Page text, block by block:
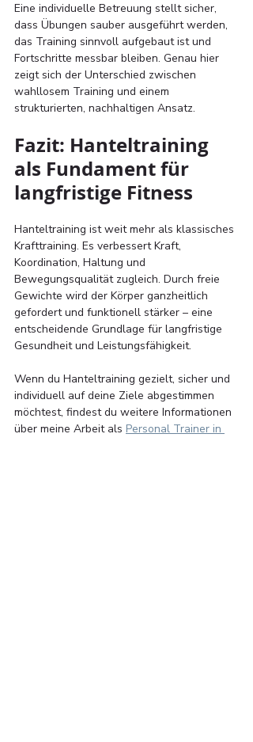
Eine individuelle Betreuung stellt sicher,
dass Übungen sauber ausgeführt werden,
das Training sinnvoll aufgebaut ist und
Fortschritte messbar bleiben. Genau hier
zeigt sich der Unterschied zwischen
wahllosem Training und einem
strukturierten, nachhaltigen Ansatz.
Fazit: Hanteltraining
als Fundament für
langfristige Fitness
Hanteltraining ist weit mehr als klassisches
Krafttraining. Es verbessert Kraft,
Koordination, Haltung und
Bewegungsqualität zugleich. Durch freie
Gewichte wird der Körper ganzheitlich
gefordert und funktionell stärker – eine
entscheidende Grundlage für langfristige
Gesundheit und Leistungsfähigkeit.
Wenn du Hanteltraining gezielt, sicher und
individuell auf deine Ziele abgestimmen
möchtest, findest du weitere Informationen
über meine Arbeit als Personal Trainer in